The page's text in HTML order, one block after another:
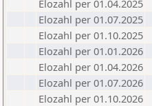
Elozahl per 01.04.2025
Elozahl per 01.07.2025
Elozahl per 01.10.2025
Elozahl per 01.01.2026
Elozahl per 01.04.2026
Elozahl per 01.07.2026
Elozahl per 01.10.2026